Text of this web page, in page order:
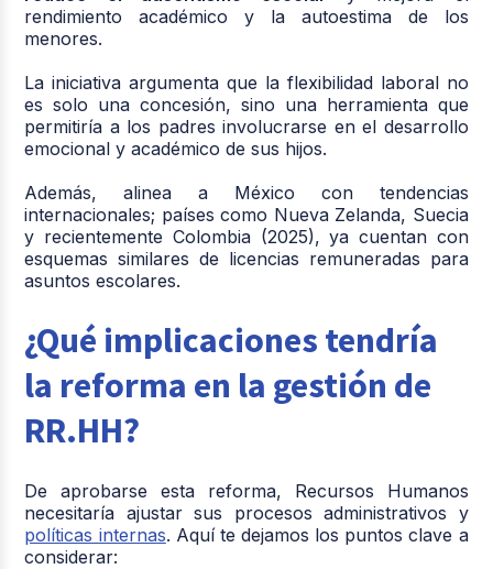
rendimiento académico y la autoestima de los
menores.
La iniciativa argumenta que la flexibilidad laboral no
es solo una concesión, sino una herramienta que
permitiría a los padres involucrarse en el desarrollo
emocional y académico de sus hijos.
Además, alinea a México con tendencias
internacionales; países como Nueva Zelanda, Suecia
y recientemente Colombia (2025), ya cuentan con
esquemas similares de licencias remuneradas para
asuntos escolares.
¿Qué implicaciones tendría
la reforma en la gestión de
RR.HH?
De aprobarse esta reforma, Recursos Humanos
necesitaría ajustar sus procesos administrativos y
políticas internas. Aquí te dejamos los puntos clave a
considerar: